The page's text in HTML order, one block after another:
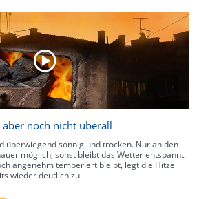
noch nicht überall
überwiegend sonnig und trocken. Nur an den
möglich, sonst bleibt das Wetter entspannt.
angenehm temperiert bleibt, legt die Hitze
wieder deutlich zu